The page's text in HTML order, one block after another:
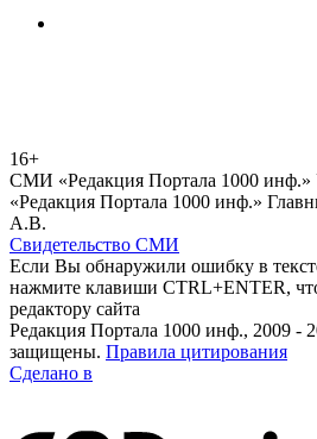
16+
СМИ «Редакция Портала 1000
«Редакция Портала 1000 инф.»
А.В.
Свидетельство СМИ
Если Вы обнаружили ошибку в
нажмите клавиши CTRL+ENTER,
редактору сайта
Редакция Портала 1000 инф., 2009 -
защищены. Правила цитирования
Сделано в